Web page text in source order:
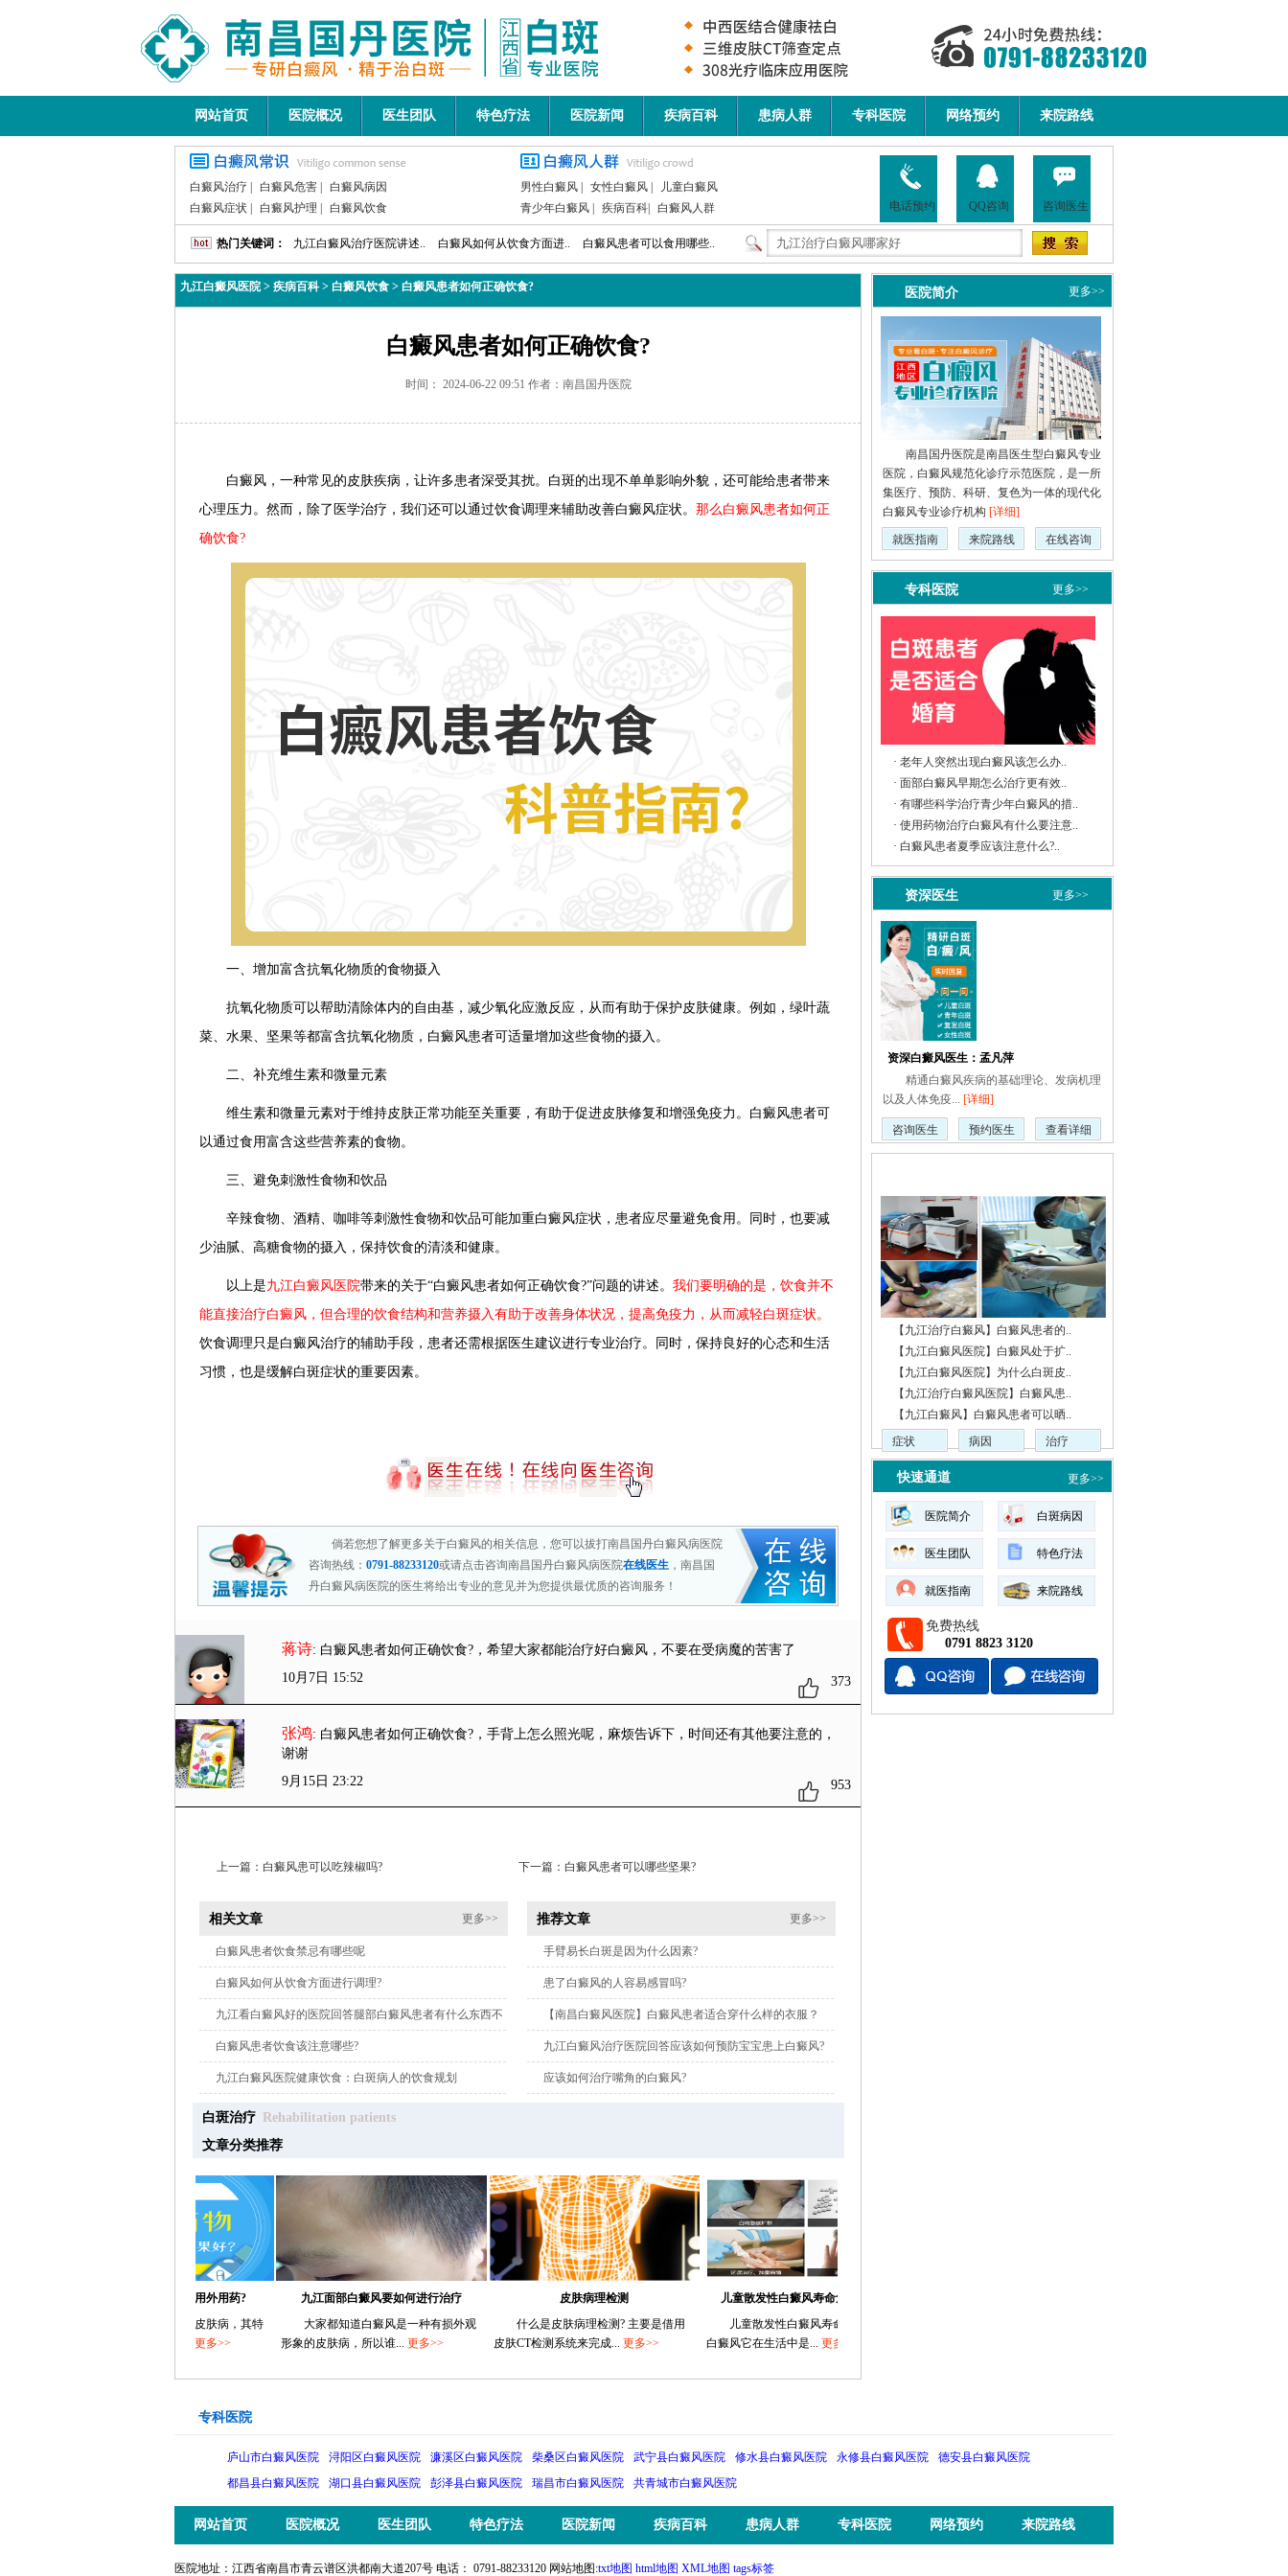
网站首页 医院概况 医生团队 特色疗法 医院新闻 疾病百科 患病人群 专科医院 网络预约 来院路线
白癜风治疗 白癜风危害
白癜风病因
白癜风症状
白癜风护理 白癜风饮食
男性白癜风 女性白癜风
儿童白癜风
青少年白癜风
疾病百科 白癜风人群 电话预约 QQ咨询 咨询医生
热门关键词： 九江白癜风治疗医院讲述.. 白癜风如何从饮食方面进.. 白癜风患者可以食用哪些..
九江白癜风医院 > 疾病百科> 白癜风饮食 > 白癜风患者如何正确饮食?
白癜风患者如何正确饮食?
时间： 2024-06-22 09:51 作者：南昌国丹医院
白癜风，一种常见的皮肤疾病，让许多患者深受其扰。白斑的出现不单单影响外貌，还可能给患者带来
心理压力。然而，除了医学治疗，我们还可以通过饮食调理来辅助改善白癜风症状。 那么白癜风患者如何正
确饮食?
一、增加富含抗氧化物质的食物摄入
抗氧化物质可以帮助清除体内的自由基，减少氧化应激反应，从而有助于保护皮肤健康。例如，绿叶蔬
菜、水果、坚果等都富含抗氧化物质，白癜风患者可适量增加这些食物的摄入。
二、补充维生素和微量元素
维生素和微量元素对于维持皮肤正常功能至关重要，有助于促进皮肤修复和增强免疫力。白癜风患者可
以通过食用富含这些营养素的食物。
三、避免刺激性食物和饮品
辛辣食物、酒精、咖啡等刺激性食物和饮品可能加重白癜风症状，患者应尽量避免食用。同时，也要减
少油腻、高糖食物的摄入，保持饮食的清淡和健康。
以上是九江白癜风医院带来的关于“白癜风患者如何正确饮食?”问题的讲述。 我们要明确的是，饮食并不
能直接治疗白癜风，但合理的饮食结构和营养摄入有助于改善身体状况，提高免疫力，从而减轻白斑症状。
饮食调理只是白癜风治疗的辅助手段，患者还需根据医生建议进行专业治疗。同时，保持良好的心态和生活
习惯，也是缓解白斑症状的重要因素。
倘若您想了解更多关于白癜风的相关信息，您可以拔打南昌国丹白癜风病医院
咨询热线： 0791-88233120或请点击咨询南昌国丹白癜风病医院在线医生 ，南昌国
丹白癜风病医院的医生将给出专业的意见并为您提供最优质的咨询服务！
蒋诗: 白癜风患者如何正确饮食?，希望大家都能治疗好白癜风，不要在受病魔的苦害了
10月7日 15:52
373
张鸿: 白癜风患者如何正确饮食?，手背上怎么照光呢，麻烦告诉下，时间还有其他要注意的，
谢谢
9月15日 23:22
953
上一篇： 白癜风患可以吃辣椒吗? 下一篇： 白癜风患者可以哪些坚果?
相关文章 更多>>
白癜风患者饮食禁忌有哪些呢
白癜风如何从饮食方面进行调理?
九江看白癜风好的医院回答腿部白癜风患者有什么东西不
能吃啊?
白癜风患者饮食该注意哪些?
九江白癜风医院健康饮食：白斑病人的饮食规划
推荐文章 更多>>
手臂易长白斑是因为什么因素?
患了白癜风的人容易感冒吗?
【南昌白癜风医院】白癜风患者适合穿什么样的衣服？
九江白癜风治疗医院回答应该如何预防宝宝患上白癜风?
应该如何治疗嘴角的白癜风?
白斑治疗
Rehabilitation patients
文章分类推荐
白癜风患者有哪些常用外用药?
白癜风是一种常见的皮肤病，其特
更多>>
九江面部白癜风要如何进行治疗
大家都知道白癜风是一种有损外观
形象的皮肤病，所以谁...更多>>
皮肤病理检测
什么是皮肤病理检测? 主要是借用
皮肤CT检测系统来完成...更多>>
儿童散发性白癜风寿命危害有哪些
儿童散发性白癜风寿命危害有哪些?
白癜风它在生活中是...更多>>
医院简介 更多>>
南昌国丹医院是南昌医生型白癜风专业
医院，白癜风规范化诊疗示范医院，是一所
集医疗、预防、科研、复色为一体的现代化
白癜风专业诊疗机构 [详细]
就医指南 来院路线 在线咨询
专科医院 更多>>
· 老年人突然出现白癜风该怎么办..
· 面部白癜风早期怎么治疗更有效..
· 有哪些科学治疗青少年白癜风的措..
· 使用药物治疗白癜风有什么要注意..
· 白癜风患者夏季应该注意什么?..
资深医生 更多>>
资深白癜风医生：孟凡萍
精通白癜风疾病的基础理论、发病机理
以及人体免疫... [详细]
咨询医生 预约医生 查看详细
【九江治疗白癜风】白癜风患者的..
【九江白癜风医院】白癜风处于扩..
【九江白癜风医院】为什么白斑皮..
【九江治疗白癜风医院】白癜风患..
【九江白癜风】白癜风患者可以晒..
症状
病因 治疗
快速通道 更多>>
医院简介 白斑病因
医生团队 特色疗法
就医指南 来院路线
免费热线
0791 8823 3120
专科医院
庐山市白癜风医院 浔阳区白癜风医院 濂溪区白癜风医院 柴桑区白癜风医院 武宁县白癜风医院 修水县白癜风医院 永修县白癜风医院
德安县白癜风医院
都昌县白癜风医院
湖口县白癜风医院 彭泽县白癜风医院 瑞昌市白癜风医院 共青城市白癜风医院
网站首页 医院概况 医生团队 特色疗法 医院新闻 疾病百科 患病人群 专科医院 网络预约 来院路线
医院地址：江西省南昌市青云谱区洪都南大道207号 电话： 0791-88233120 网站地图:txt地图 html地图 XML地图 tags标签